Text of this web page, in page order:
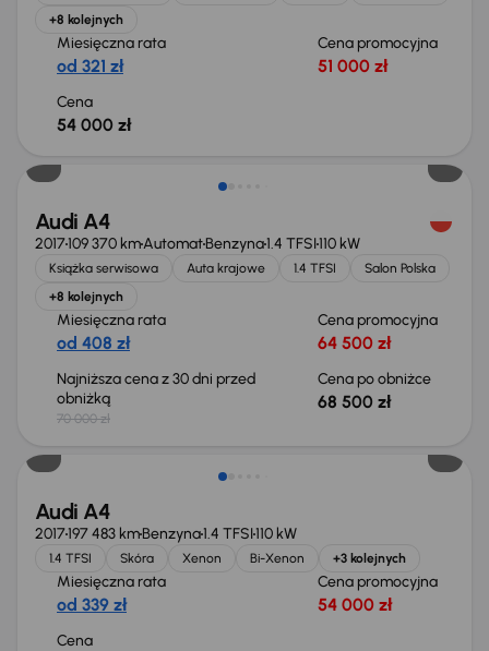
+8 kolejnych
Miesięczna rata
od 321 zł
Cena promocyjna
51 000 zł
Cena
54 000 zł
Taniej o 1 500 zł
Audi A4
2017109 370 kmAutomatBenzyna1.4 TFSI110 kW
Książka serwisowa Auta krajowe 1.4 TFSI
Salon Polska
+8 kolejnych
Miesięczna rata
od 408 zł
Cena promocyjna
64 500 zł
Najniższa cena z 30 dni przed
obniżką
70 000 zł
Cena po obniżce
68 500 zł
Audi A4
2017197 483 kmBenzyna1.4 TFSI110 kW
1.4 TFSI Skóra Xenon Bi-Xenon +3 kolejnych
Miesięczna rata
od 339 zł
Cena promocyjna
54 000 zł
Cena